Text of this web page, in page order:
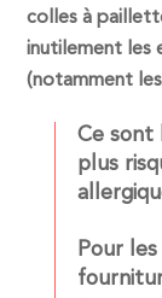
colles à
inutilement les
(notamment
Ce sont
plus
Pour